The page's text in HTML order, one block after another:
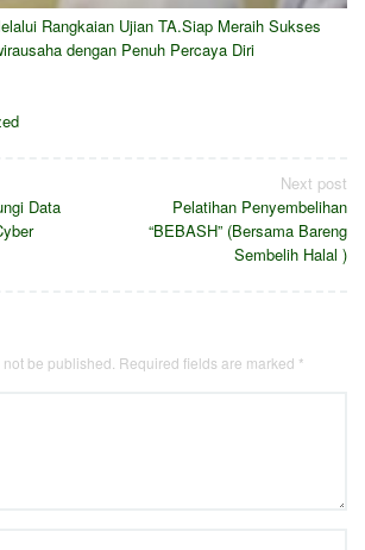
Rangkaian Ujian TA.Siap Meraih Sukses
dengan Penuh Percaya Diri
Data
Next post
Pelatihan Penyembelihan
“BEBASH” (Bersama Bareng
Sembelih Halal )
be published. Required fields are marked *